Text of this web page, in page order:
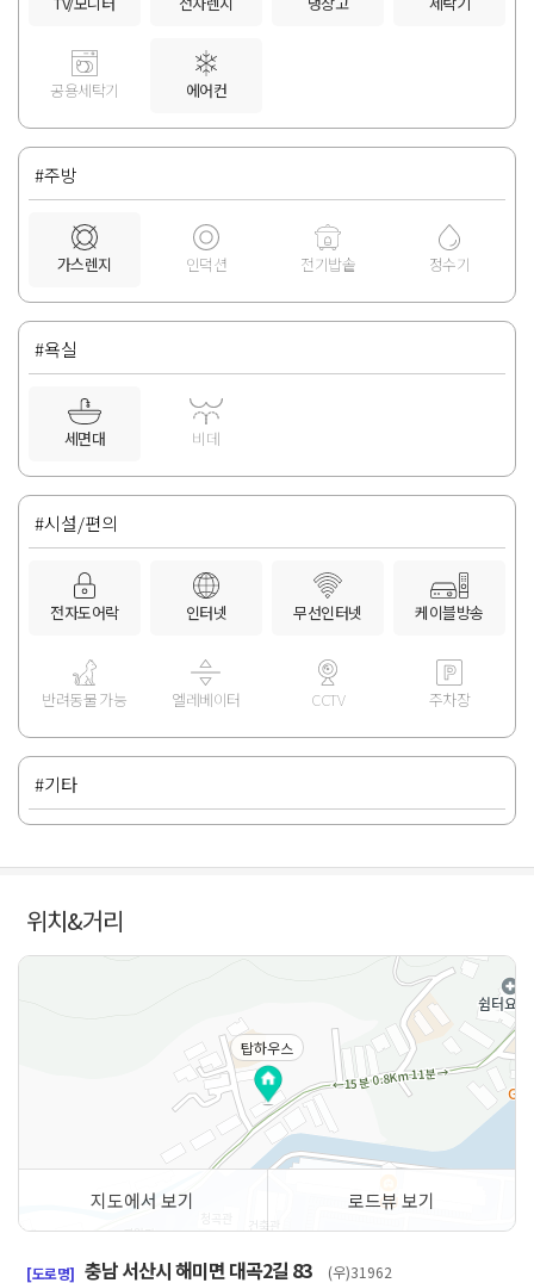
공용세탁기 에어컨
#주방
가스렌지 인덕션 전기밥솥 정수기
#욕실
세면대 비데
#시설/편의
전자도어락 인터넷 무선인터넷 케이블방송
반려동물 가능 엘레베이터 CCTV 주차장
#기타
위치&거리
탑하우스
지도에서 보기 로드뷰 보기
[도로명] 충남 서산시 해미면 대곡2길 83 (우)31962